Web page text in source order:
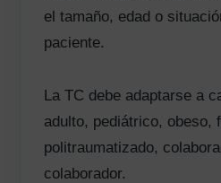
el tamaño, edad o
paciente.
La TC debe adaptarse a
adulto, pediátrico, obeso,
politraumatizado,
colaborador.